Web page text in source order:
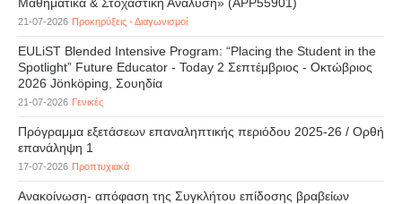
21-07-2026 Προκηρύξεις - Διαγωνισμοί
EULiST Blended Intensive Program: “Placing the Student in the
Spotlight” Future Educator - Today 2 Σεπτέμβριος - Οκτώβριος
2026 Jönköping, Σουηδία
21-07-2026 Γενικές
Πρόγραμμα εξετάσεων επαναληπτικής περιόδου 2025-26 / Ορθή
επανάληψη 1
17-07-2026 Προπτυχιακά
Ανακοίνωση- απόφαση της Συγκλήτου επίδοσης βραβείων